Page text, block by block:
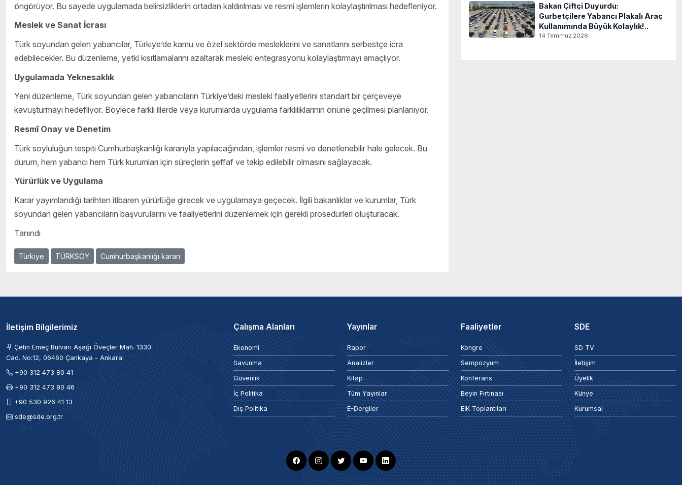
öngörüyor. Bu sayede uygulamada belirsizliklerin ortadan kaldırılması ve resmi işlemlerin kolaylaştırılması hedefleniyor.
Meslek ve Sanat İcrası
Türk soyundan gelen yabancılar, Türkiye’de kamu ve özel sektörde mesleklerini ve sanatlarını serbestçe icra
edebilecekler. Bu düzenleme, yetki kısıtlamalarını azaltarak mesleki entegrasyonu kolaylaştırmayı amaçlıyor.
Uygulamada Yeknesaklık
Yeni düzenleme, Türk soyundan gelen yabancıların Türkiye’deki mesleki faaliyetlerini standart bir çerçeveye
kavuşturmayı hedefliyor. Böylece farklı illerde veya kurumlarda uygulama farklılıklarının önüne geçilmesi planlanıyor.
Resmî Onay ve Denetim
Türk soyluluğun tespiti Cumhurbaşkanlığı kararıyla yapılacağından, işlemler resmi ve denetlenebilir hale gelecek. Bu
durum, hem yabancı hem Türk kurumları için süreçlerin şeffaf ve takip edilebilir olmasını sağlayacak.
Yürürlük ve Uygulama
Karar yayımlandığı tarihten itibaren yürürlüğe girecek ve uygulamaya geçecek. İlgili bakanlıklar ve kurumlar, Türk
soyundan gelen yabancıların başvurularını ve faaliyetlerini düzenlemek için gerekli prosedürleri oluşturacak.
Tanındı
Türkiye TÜRKSOY Cumhurbaşkanlığı kararı
Bakan Çiftçi Duyurdu:
Gurbetçilere Yabancı Plakalı Araç
Kullanımında Büyük Kolaylık!..
14 Temmuz 2026
İletişim Bilgilerimiz
Çetin Emeç Bulvarı Aşağı Öveçler Mah. 1330.
Cad. No:12, 06460 Çankaya - Ankara
+90 312 473 80 41
+90 312 473 80 46
+90 530 926 41 13
sde@sde.org.tr
Çalışma Alanları
Ekonomi
Savunma
Güvenlik
İç Politika
Dış Politika
Yayınlar
Rapor
Analizler
Kitap
Tüm Yayınlar
E-Dergiler
Faaliyetler
Kongre
Sempozyum
Konferans
Beyin Fırtınası
EİK Toplantıları
SDE
SD TV
İletişim
Üyelik
Künye
Kurumsal